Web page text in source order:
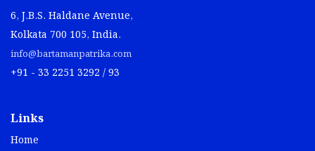
6, J.B.S. Haldane Avenue,
Kolkata 700 105, India.
info@bartamanpatrika.com
+91 - 33 2251 3292 / 93
Links
Home